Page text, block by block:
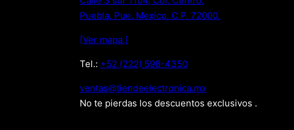
Puebla, Pue. Mexico. C.P. 72000.
[Ver mapa.]
Tel.: +52 (222) 598-4350
xm.acinortceleedneit@satnev
No te pierdas los descuentos exclusivos .